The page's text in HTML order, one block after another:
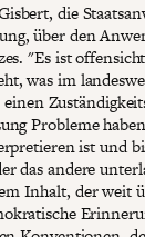
die
über den
"Es ist
was im
einen
Probleme
ist und
das andere
Inhalt, der weit